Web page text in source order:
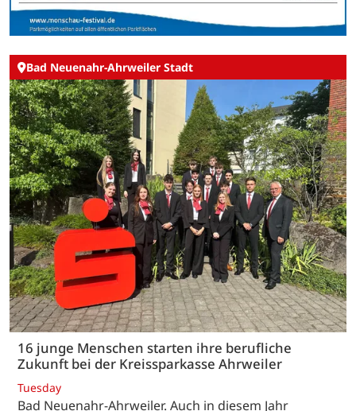
Bad Neuenahr-Ahrweiler Stadt
16 junge Menschen starten ihre berufliche
Zukunft bei der Kreissparkasse Ahrweiler
Tuesday
Bad Neuenahr-Ahrweiler. Auch in diesem Jahr